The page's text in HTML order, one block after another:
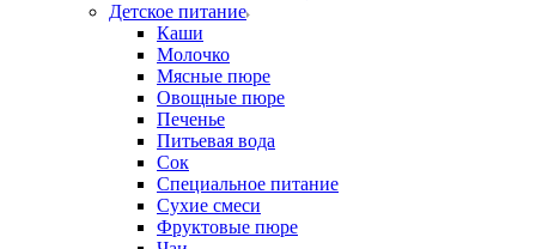
Детское питание
Каши
Молочко
Мясные пюре
Овощные пюре
Печенье
Питьевая вода
Сок
Специальное питание
Сухие смеси
Фруктовые пюре